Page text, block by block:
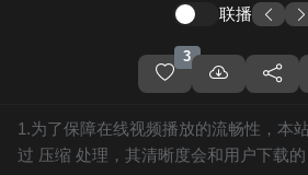
联播
3
1.为了保障在线视频播放的流畅性，本
过 压缩 处理，其清晰度会和用户下载